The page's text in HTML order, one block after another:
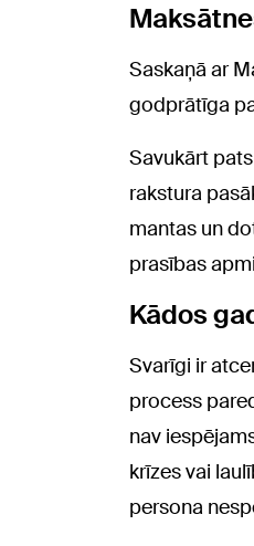
Saskaņā ar
godprātīga
Savukārt
rakstura
mantas un
prasības
Kādos
Svarīgi ir
process
nav
krīzes vai
persona